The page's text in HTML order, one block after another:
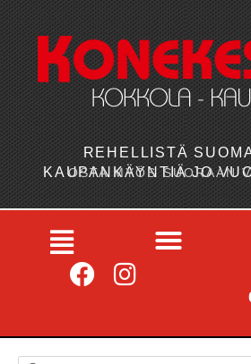
REHELLISTÄ
KAUPANKÄYNTIÄ JO
OSTA MYÖS SUORAAN